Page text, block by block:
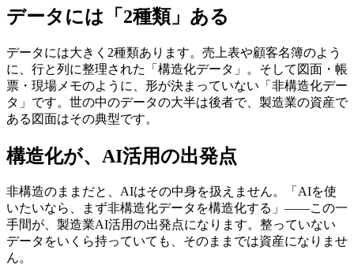
データには「2種類」ある
データには大きく2種類あります。売上表や顧客名簿のよう
に、行と列に整理された「構造化データ」。そして図面・帳
票・現場メモのように、形が決まっていない「非構造化デー
タ」です。世の中のデータの大半は後者で、製造業の資産で
ある図面はその典型です。
構造化が、AI活用の出発点
非構造のままだと、AIはその中身を扱えません。「AIを使
いたいなら、まず非構造化データを構造化する」——この一
手間が、製造業AI活用の出発点になります。整っていない
データをいくら持っていても、そのままでは資産になりませ
ん。